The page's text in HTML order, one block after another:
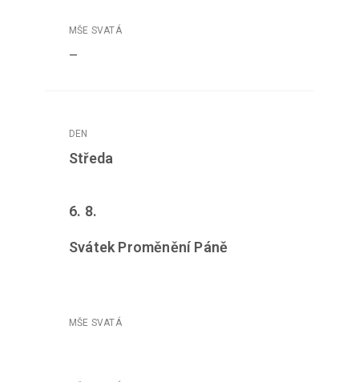
–
Středa
6. 8.
Svátek Proměnění Páně